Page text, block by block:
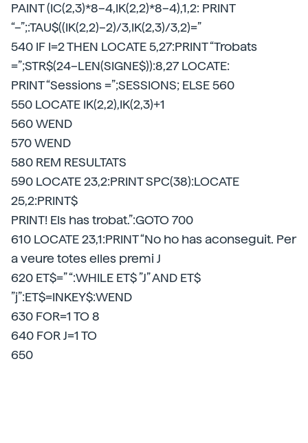
PAINT (IC(2,3)*8–4,IK(2,2)*8–4),1,2: PRINT
“–”;:TAU$((IK(2,2)–2)/3,IK(2,3)/3,2)=”
540 IF I=2 THEN LOCATE 5,27:PRINT “Trobats
=”;STR$(24–LEN(SIGNE$)):8,27 LOCATE:
PRINT “Sessions =”;SESSIONS; ELSE 560
550 LOCATE IK(2,2),IK(2,3)+1
560 WEND
570 WEND
580 REM RESULTATS
590 LOCATE 23,2:PRINT SPC(38):LOCATE
25,2:PRINT$
PRINT! Els has trobat.”:GOTO 700
610 LOCATE 23,1:PRINT “No ho has aconseguit. Per
a veure totes elles premi J
620 ET$=” “:WHILE ET$ ”J” AND ET$
”j”:ET$=INKEY$:WEND
630 FOR=1 TO 8
640 FOR J=1 TO
650